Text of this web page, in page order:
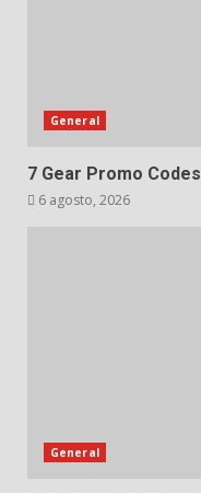
General
7 Gear Promo
6 agosto, 2026
General